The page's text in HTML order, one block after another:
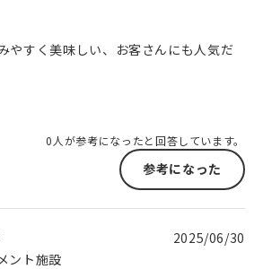
やすく美味しい、お客さんにも人気だ
0人が参考になったと回答しています。
参考になった
ント施設
2025/06/30